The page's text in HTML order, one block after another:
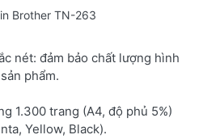
Brother TN-263
nét: đảm bảo chất lượng hình
phẩm.
1.300 trang (A4, độ phủ 5%)
Yellow, Black).